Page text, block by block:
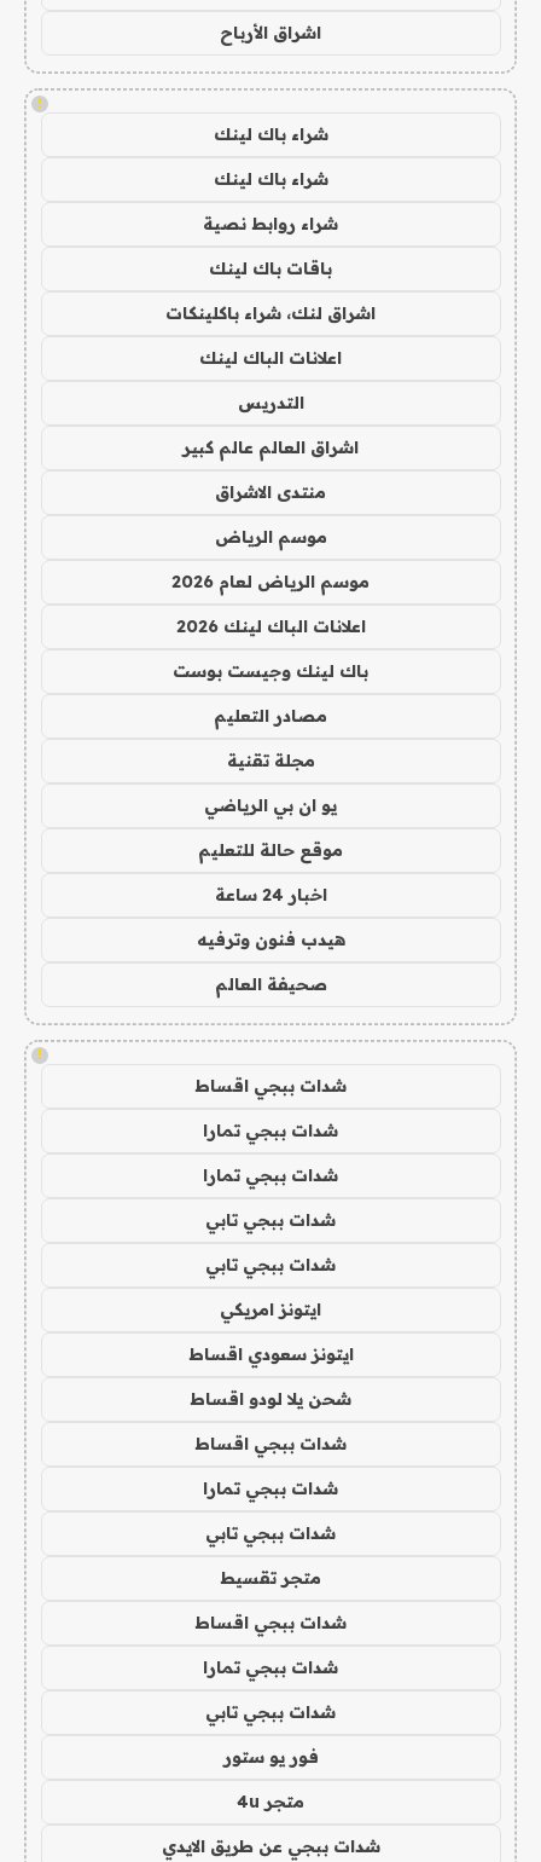
اشراق الأرباح
!
شراء باك لينك
شراء باك لينك
شراء روابط نصية
باقات باك لينك
اشراق لنك، شراء باكلينكات
اعلانات الباك لينك
التدريس
اشراق العالم عالم كبير
منتدى الاشراق
موسم الرياض
موسم الرياض لعام 2026
اعلانات الباك لينك 2026
باك لينك وجيست بوست
مصادر التعليم
مجلة تقنية
يو ان بي الرياضي
موقع حالة للتعليم
اخبار 24 ساعة
هيدب فنون وترفيه
صحيفة العالم
!
شدات ببجي اقساط
شدات ببجي تمارا
شدات ببجي تمارا
شدات ببجي تابي
شدات ببجي تابي
ايتونز امريكي
ايتونز سعودي اقساط
شحن يلا لودو اقساط
شدات ببجي اقساط
شدات ببجي تمارا
شدات ببجي تابي
متجر تقسيط
شدات ببجي اقساط
شدات ببجي تمارا
شدات ببجي تابي
فور يو ستور
متجر 4u
شدات ببجي عن طريق الايدي